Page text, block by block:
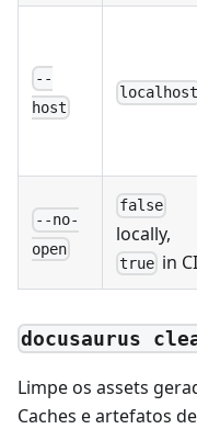
--
host
localhost
--no-
open
false
locally,
true in CI
docusaurus
Limpe os assets
Caches e artefatos